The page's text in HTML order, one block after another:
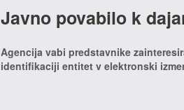
Javno povabilo k
Agencija vabi predstavnike
identifikaciji entitet v elektronski